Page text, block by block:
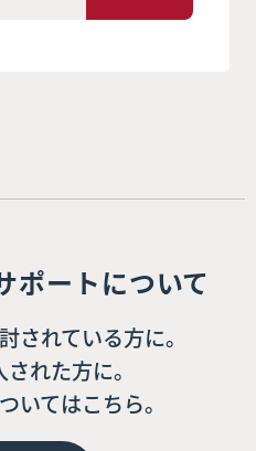
ポートについて
されている方に。
れた方に。
いてはこちら。